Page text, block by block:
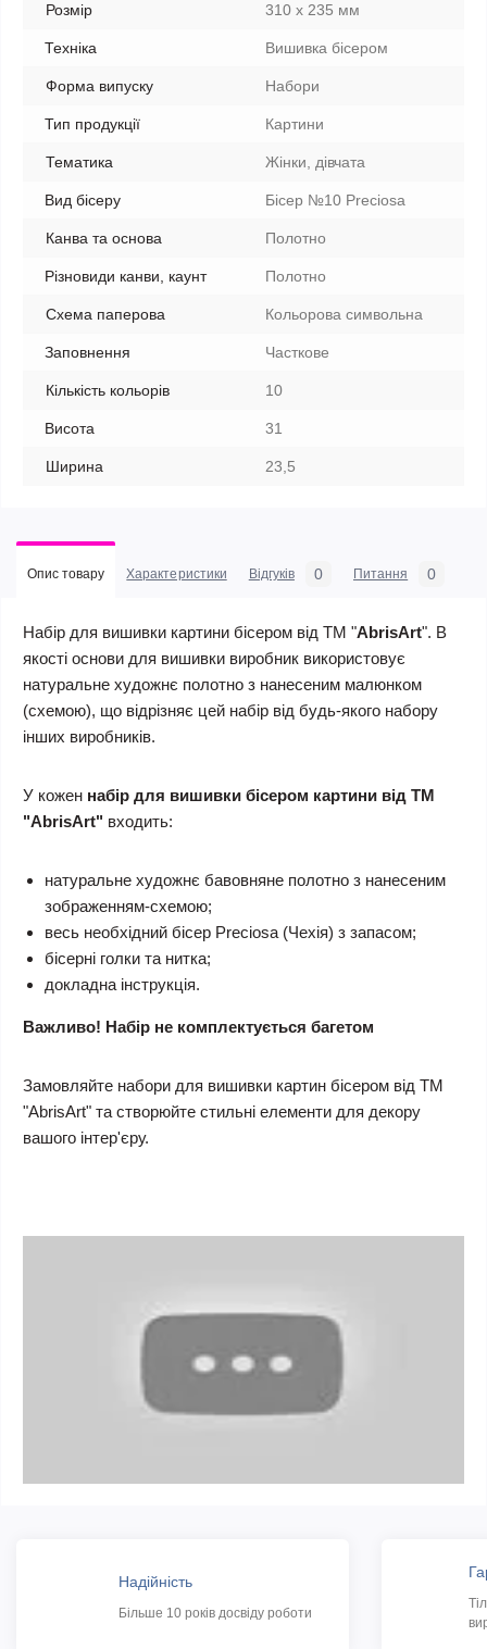
Розмір 310 х 235 мм
Техніка Вишивка бісером
Форма випуску Набори
Тип продукції Картини
Тематика Жінки, дівчата
Вид бісеру Бісер №10 Preciosa
Канва та основа Полотно
Різновиди канви, каунт Полотно
Схема паперова Кольорова символьна
Заповнення Часткове
Кількість кольорів 10
Висота 31
Ширина 23,5
Опис товару Характеристики Відгуків 0 Питання 0
Набір для вишивки картини бісером від ТМ "AbrisArt". В
якості основи для вишивки виробник використовує
натуральне художнє полотно з нанесеним малюнком
(схемою), що відрізняє цей набір від будь-якого набору
інших виробників.
У кожен набір для вишивки бісером картини від ТМ
"AbrisArt" входить:
натуральне художнє бавовняне полотно з нанесеним
зображенням-схемою;
весь необхідний бісер Preciosa (Чехія) з запасом;
бісерні голки та нитка;
докладна інструкція.
Важливо! Набір не комплектується багетом
Замовляйте набори для вишивки картин бісером від ТМ
"AbrisArt" та створюйте стильні елементи для декору
вашого інтер'єру.
Надійність
Більше 10 років досвіду роботи